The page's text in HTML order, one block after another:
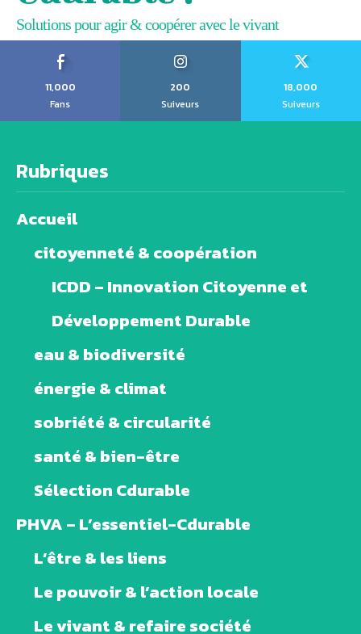
Solutions pour agir & coopérer avec le vivant
11,000
Fans
200
Suiveurs
18,000
Suiveurs
Rubriques
Accueil
citoyenneté & coopération
ICDD – Innovation Citoyenne et
Développement Durable
eau & biodiversité
énergie & climat
sobriété & circularité
santé & bien-être
Sélection Cdurable
PHVA – L’essentiel-Cdurable
L’être & les liens
Le pouvoir & l’action locale
Le vivant & refaire société